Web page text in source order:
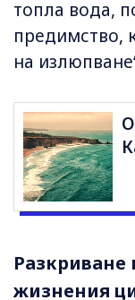
топла вода,
предимство,
на
Разкриване
жизнения